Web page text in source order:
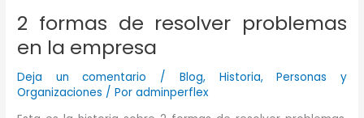
2 formas de resolver problemas
en la empresa
Deja un comentario / Blog, Historia,Personas y
Organizaciones / Poradminperflex